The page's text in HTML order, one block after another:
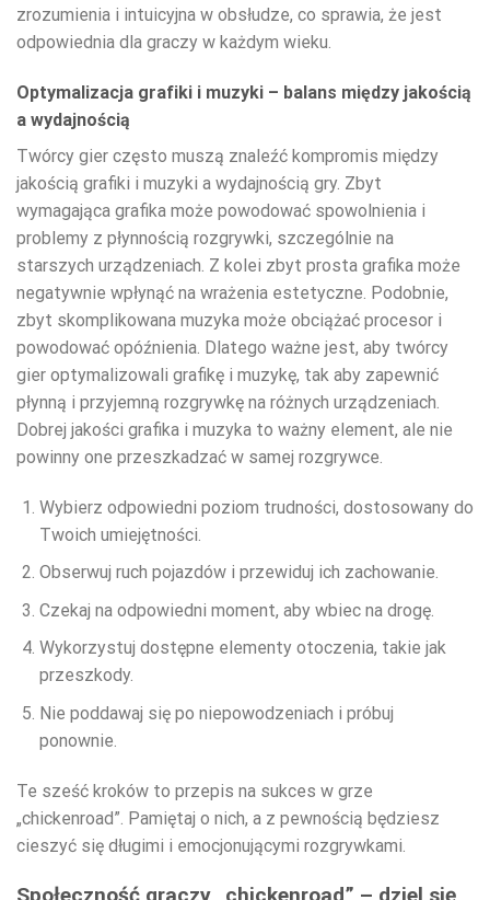
zrozumienia i intuicyjna w obsłudze, co sprawia, że jest
odpowiednia dla graczy w każdym wieku.
Optymalizacja grafiki i muzyki – balans między jakością
a wydajnością
Twórcy gier często muszą znaleźć kompromis między
jakością grafiki i muzyki a wydajnością gry. Zbyt
wymagająca grafika może powodować spowolnienia i
problemy z płynnością rozgrywki, szczególnie na
starszych urządzeniach. Z kolei zbyt prosta grafika może
negatywnie wpłynąć na wrażenia estetyczne. Podobnie,
zbyt skomplikowana muzyka może obciążać procesor i
powodować opóźnienia. Dlatego ważne jest, aby twórcy
gier optymalizowali grafikę i muzykę, tak aby zapewnić
płynną i przyjemną rozgrywkę na różnych urządzeniach.
Dobrej jakości grafika i muzyka to ważny element, ale nie
powinny one przeszkadzać w samej rozgrywce.
Wybierz odpowiedni poziom trudności, dostosowany do
Twoich umiejętności.
Obserwuj ruch pojazdów i przewiduj ich zachowanie.
Czekaj na odpowiedni moment, aby wbiec na drogę.
Wykorzystuj dostępne elementy otoczenia, takie jak
przeszkody.
Nie poddawaj się po niepowodzeniach i próbuj
ponownie.
Te sześć kroków to przepis na sukces w grze
„chickenroad”. Pamiętaj o nich, a z pewnością będziesz
cieszyć się długimi i emocjonującymi rozgrywkami.
Społeczność graczy „chickenroad” – dziel się